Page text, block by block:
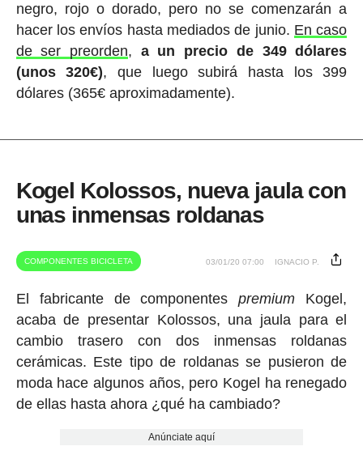
negro, rojo o dorado, pero no se comenzarán a
hacer los envíos hasta mediados de junio. En caso
de ser preorden, a un precio de 349 dólares
(unos 320€), que luego subirá hasta los 399
dólares (365€ aproximadamente).
Kogel Kolossos, nueva jaula con
unas inmensas roldanas
COMPONENTES BICICLETA 03/01/20 07:00 IGNACIO P.
El fabricante de componentespremium Kogel,
acaba de presentar Kolossos, una jaula para el
cambio trasero con dos inmensas roldanas
cerámicas. Este tipo de roldanas se pusieron de
moda hace algunos años, pero Kogel ha renegado
de ellas hasta ahora ¿qué ha cambiado?
Anúnciate aquí